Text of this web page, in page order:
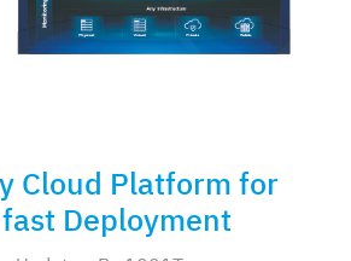
Cloud Platform for
Deployment